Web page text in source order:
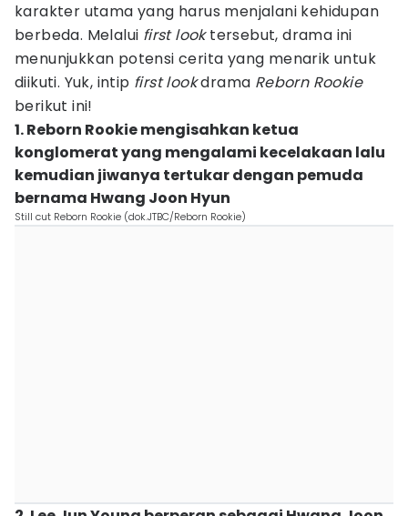
karakter utama yang harus menjalani kehidupan
berbeda. Melalui first looktersebut, drama ini
menunjukkan potensi cerita yang menarik untuk
diikuti. Yuk, intip first lookdrama Reborn Rookie
berikut ini!
1. Reborn Rookie mengisahkan ketua
konglomerat yang mengalami kecelakaan lalu
kemudian jiwanya tertukar dengan pemuda
bernama Hwang Joon Hyun
Still cut Reborn Rookie (dok.JTBC/Reborn Rookie)